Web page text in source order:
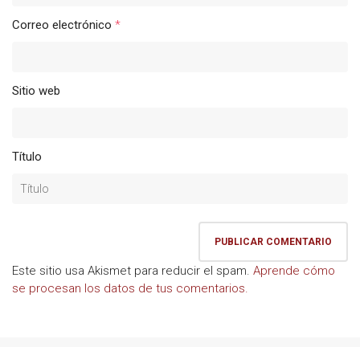
Correo electrónico *
Sitio web
Título
Este sitio usa Akismet para reducir el spam. Aprende cómo
se procesan los datos de tus comentarios.